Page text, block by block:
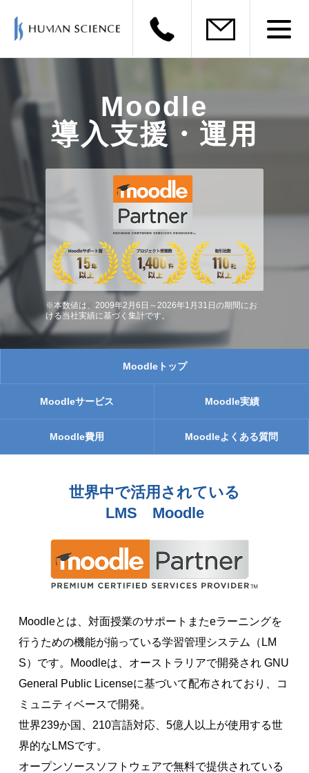
Moodle
導入支援・運用
※本数値は、2009年2月6日～2026年1月31日の期間にお
ける当社実績に基づく集計です。
Moodleトップ
Moodleサービス Moodle実績
Moodle費用 Moodleよくある質問
世界中で活用されている
LMS Moodle
Moodleとは、対面授業のサポートまたeラーニングを
行うための機能が揃っている学習管理システム（LM
S）です。Moodleは、オーストラリアで開発され GNU
General Public Licenseに基づいて配布されており、コ
ミュニティベースで開発。
世界239か国、210言語対応、5億人以上が使用する世
界的なLMSです。
オープンソースソフトウェアで無料で提供されている